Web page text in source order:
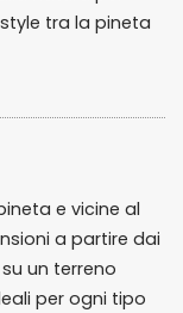
tra la pineta
e vicine al
a partire dai
un terreno
per ogni tipo